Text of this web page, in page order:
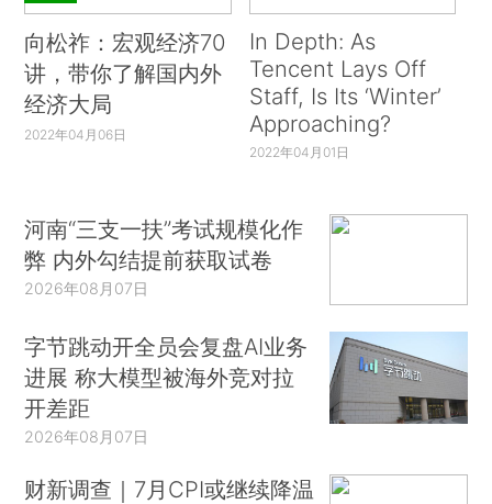
向松祚：宏观经济70
讲，带你了解国内外
经济大局
2022年04月06日
In Depth: As
Tencent Lays Off
Staff, Is Its ‘Winter’
Approaching?
2022年04月01日
河南“三支一扶”考试规模化作
弊 内外勾结提前获取试卷
2026年08月07日
字节跳动开全员会复盘AI业务
进展 称大模型被海外竞对拉
开差距
2026年08月07日
财新调查｜7月CPI或继续降温